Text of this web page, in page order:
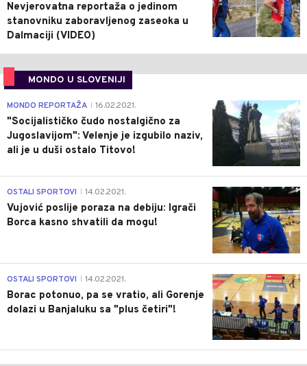
Nevjerovatna reportaža o jedinom
stanovniku zaboravljenog zaseoka u
Dalmaciji (VIDEO)
MONDO U SLOVENIJI
4
MONDO REPORTAŽA 16.02.2021.
"Socijalističko čudo nostalgično za
Jugoslavijom": Velenje je izgubilo naziv,
ali je u duši ostalo Titovo!
1
OSTALI SPORTOVI 14.02.2021.
Vujović poslije poraza na debiju: Igrači
Borca kasno shvatili da mogu!
3
OSTALI SPORTOVI 14.02.2021.
Borac potonuo, pa se vratio, ali Gorenje
dolazi u Banjaluku sa "plus četiri"!